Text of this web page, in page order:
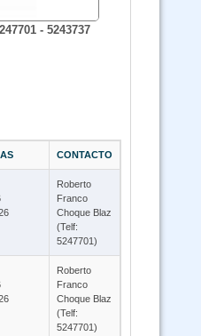
- 5243737
CONTACTO
Roberto
Franco
Choque Blaz
(Telf:
5247701)
Roberto
Franco
Choque Blaz
(Telf:
5247701)